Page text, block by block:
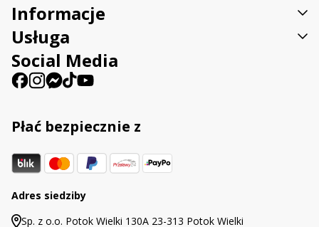
Informacje
Usługa
Social Media
Płać bezpiecznie z
Adres siedziby
Sp. z o.o. Potok Wielki 130A 23-313 Potok Wielki